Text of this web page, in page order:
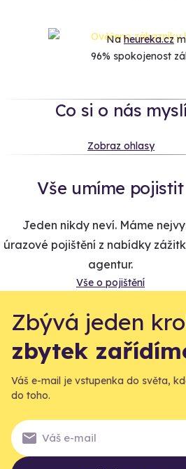
Naheureka.cz
96% spokojenost
Co si o nás
Zobraz ohlasy
Vše umíme pojistit
Jeden nikdy neví. Máme
úrazové pojištění z nabídky
agentur.
Vše o pojištění
Zbývá jeden
zbytek
Váš e-mail je vstupenka do světa,
do toho.